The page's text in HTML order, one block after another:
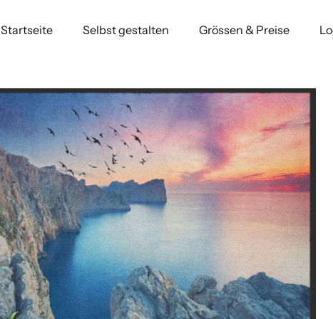
Startseite Selbst gestalten Grössen & Preise